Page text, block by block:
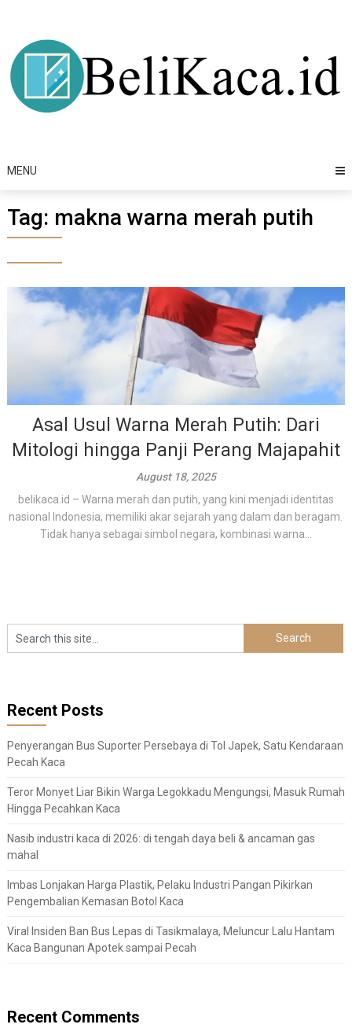
content
MENU
Tag: makna warna merah putih
Asal Usul Warna Merah Putih: Dari
Mitologi hingga Panji Perang Majapahit
August 18, 2025
belikaca.id – Warna merah dan putih, yang kini menjadi identitas
nasional Indonesia, memiliki akar sejarah yang dalam dan beragam.
Tidak hanya sebagai simbol negara, kombinasi warna...
Recent Posts
Penyerangan Bus Suporter Persebaya di Tol Japek, Satu Kendaraan
Pecah Kaca
Teror Monyet Liar Bikin Warga Legokkadu Mengungsi, Masuk Rumah
Hingga Pecahkan Kaca
Nasib industri kaca di 2026: di tengah daya beli & ancaman gas
mahal
Imbas Lonjakan Harga Plastik, Pelaku Industri Pangan Pikirkan
Pengembalian Kemasan Botol Kaca
Viral Insiden Ban Bus Lepas di Tasikmalaya, Meluncur Lalu Hantam
Kaca Bangunan Apotek sampai Pecah
Recent Comments